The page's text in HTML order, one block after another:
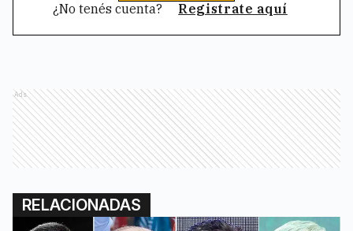
¿No tenés cuenta? Registrate aquí
Ads
RELACIONADAS